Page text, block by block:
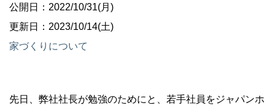
公開日：2022/10/31(月)
更新日：2023/10/14(土)
家づくりについて
先日、弊社社長が勉強のためにと、若手社員をジャパンホ